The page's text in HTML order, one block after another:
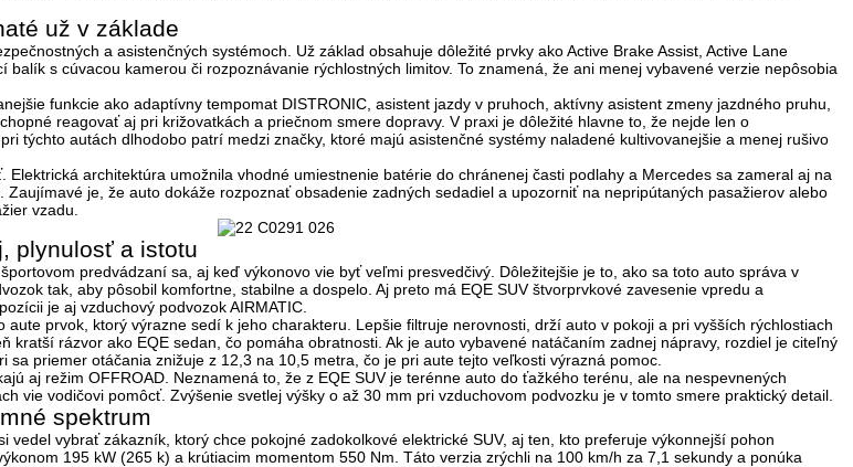
už v základe
a asistenčných systémoch. Už základ obsahuje dôležité prvky akoActive Brake Assist, Active Lane
balík s cúvacou kamerou či rozpoznávanie rýchlostných limitov. To znamená, že ani menej vybavené verzie nepôsobia
funkcie ako adaptívny tempomat DISTRONIC, asistent jazdy v pruhoch, aktívny asistent zmeny jazdného pruhu,
reagovať aj pri križovatkách a priečnom smere dopravy. V praxi je dôležité hlavne to, že nejde len o
týchto autách dlhodobo patrí medzi značky, ktoré majú asistenčné systémy naladené kultivovanejšie a menej rušivo
Elektrická architektúra umožnila vhodné umiestnenie batérie do chránenej časti podlahy a Mercedes sa zameral aj na
je, že auto dokáže rozpoznať obsadenie zadných sedadiel a upozorniť na nepripútaných pasažierov alebo
vzadu.
plynulosť a istotu
predvádzaní sa, aj keď výkonovo vie byť veľmi presvedčivý. Dôležitejšie je to, ako sa toto auto správa v
tak, aby pôsobil komfortne, stabilne a dospelo . Aj preto má EQE SUV štvorprvkové zavesenie vpredu a
je aj vzduchový podvozok AIRMATIC.
aute prvok, ktorý výrazne sedí k jeho charakteru. Lepšie filtruje nerovnosti, drží auto v pokoji a pri vyšších rýchlostiach
kratší rázvor ako EQE sedan, čo pomáha obratnosti. Ak je auto vybavené natáčaním zadnej nápravy, rozdiel je citeľný
sa priemer otáčania znižuje z 12,3 na 10,5 metra , čo je pri aute tejto veľkosti výrazná pomoc.
aj režim OFFROAD. Neznamená to, že z EQE SUV je terénne auto do ťažkého terénu, ale na nespevnených
vie vodičovi pomôcť. Zvýšenie svetlej výšky o až 30 mm pri vzduchovom podvozku je v tomto smere praktický detail.
spektrum
vedel vybrať zákazník, ktorý chce pokojné zadokolkové elektrické SUV, aj ten, kto preferuje výkonnejší pohon
195 kW (265 k) a krútiacim momentom 550 Nm . Táto verzia zrýchli na 100 km/h za 7,1 sekundy a ponúka